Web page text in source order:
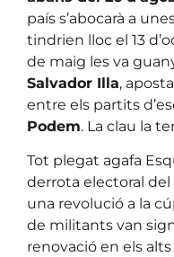
país s’abocarà a
tindrien lloc el 13
de maig les va
Salvador Illa,
entre els partits
Podem. La clau la
Tot plegat agafa
derrota electoral del
una revolució a la
de militants van
renovació en els